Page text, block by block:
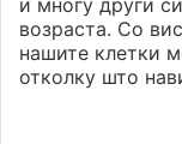
и многу други
возраста. Со
нашите клетки
отколку што